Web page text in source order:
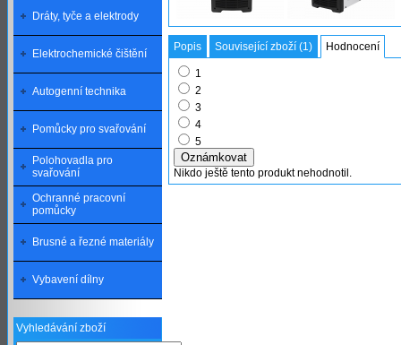
Popis Související zboží (1) Hodnocení
1
2
3
4
5
Nikdo ještě tento produkt nehodnotil.
Dráty, tyče a elektrody
Elektrochemické čištění
Autogenní technika
Pomůcky pro svařování
Polohovadla pro
svařování
Ochranné pracovní
pomůcky
Brusné a řezné materiály
Vybavení dílny
Vyhledávání zboží